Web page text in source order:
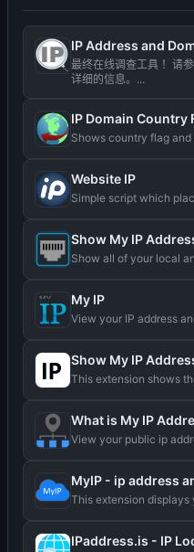
IP Address and
最终在线调查工具 ！请
详细的信息。...
IP Domain Country
Shows country flag
Website IP
Simple script which
Show My IP
Show all of your local
My IP
View your IP address
Show My IP
This extension shows
What is My IP
View your public ip
MyIP - ip address
This extension displays
IPaddress.is - IP